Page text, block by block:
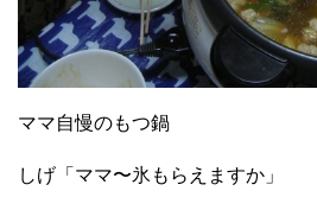
ママ自慢のもつ鍋
しげ「ママ〜氷もらえますか」